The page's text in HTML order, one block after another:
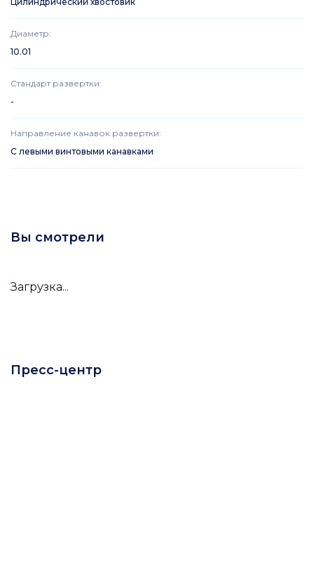
Диаметр:
10.01
Стандарт развертки:
-
Направление канавок развертки:
С левыми винтовыми канавками
Вы смотрели
Загрузка...
Пресс-центр